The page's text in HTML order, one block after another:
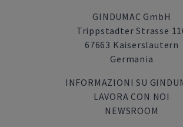
GINDUMAC GmbH
Trippstadter Strasse
67663 Kaiserslautern
Germania
INFORMAZIONI SU
LAVORA CON NOI
NEWSROOM